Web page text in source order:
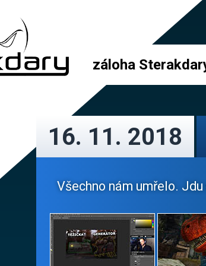
záloha
16. 11. 2018
Všechno nám umřelo.